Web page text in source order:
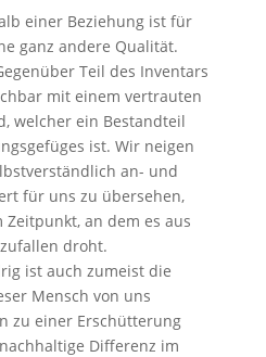
einer Beziehung ist für
ganz andere Qualität.
Teil des Inventars
mit einem vertrauten
welcher ein Bestandteil
ist. Wir neigen
an- und
für uns zu übersehen,
an dem es aus
droht.
ist auch zumeist die
Mensch von uns
zu einer Erschütterung
Differenz im